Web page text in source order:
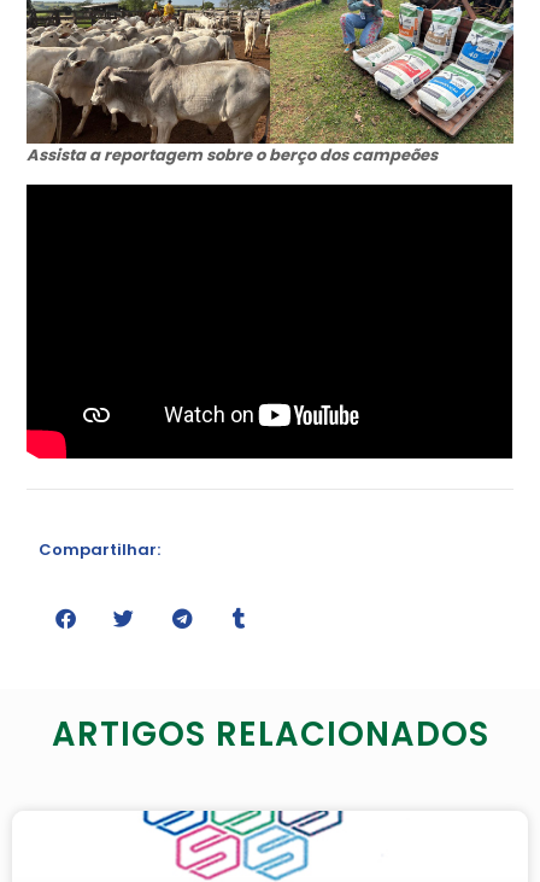
Assista a reportagem sobre o berço dos campeões
Compartilhar:
ARTIGOS RELACIONADOS